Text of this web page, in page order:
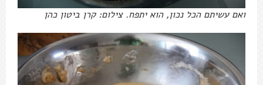
ואם עשיתם הכל נכון, הוא יתפח. צילום: קרן ביטון כהן